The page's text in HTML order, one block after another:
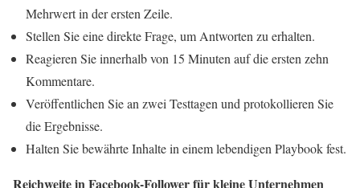
Mehrwert in der ersten Zeile.
Stellen Sie eine direkte Frage, um Antworten zu erhalten.
Reagieren Sie innerhalb von 15 Minuten auf die ersten zehn
Kommentare.
Veröffentlichen Sie an zwei Testtagen und protokollieren Sie
die Ergebnisse.
Halten Sie bewährte Inhalte in einem lebendigen Playbook fest.
Reichweite in Facebook-Follower für kleine Unternehmen